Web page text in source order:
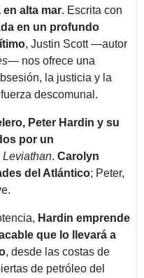
alta mar. Escrita con
en un profundo
, Justin Scott —autor
— nos ofrece una
la justicia y la
descomunal.
Peter Hardin y su
por un
Leviathan. Carolyn
del Atlántico; Peter,
Hardin emprende
que lo llevará a
, desde las costas de
de petróleo del